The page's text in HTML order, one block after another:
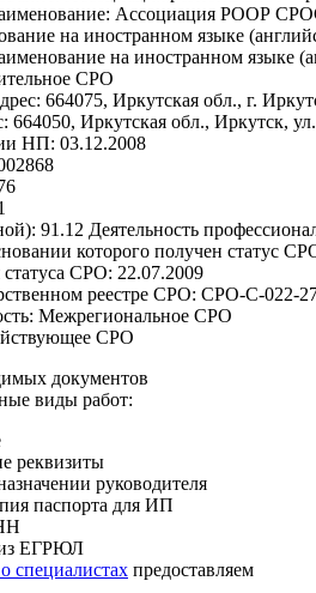
Ассоциация РООР
на иностранном языке
на иностранном языке
СРО
664075, Иркутская обл., г.
664050, Иркутская обл., Иркутск,
НП: 03.12.2008
91.12 Деятельность
которого получен статус
СРО: 22.07.2009
реестре СРО: СРО-С-022-
Межрегиональное СРО
СРО
документов
виды работ:
реквизиты
руководителя
паспорта для ИП
ЕГРЮЛ
специалистах предоставляем